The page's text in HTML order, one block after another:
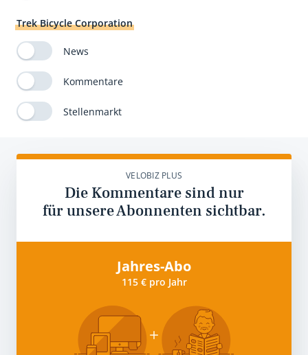
Trek Bicycle Corporation
News
Kommentare
Stellenmarkt
VELOBIZ PLUS
Die Kommentare sind nur
für unsere Abonnenten sichtbar.
Jahres-Abo
115 € pro Jahr